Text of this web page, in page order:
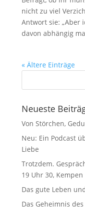
nicht zu viel
Antwort sie: „Aber
davon abhängig
« Ältere Einträge
Neueste
Von Störchen,
Neu: Ein Podcast
Liebe
Trotzdem.
19 Uhr 30, Kempen
Das gute Leben
Das Geheimnis